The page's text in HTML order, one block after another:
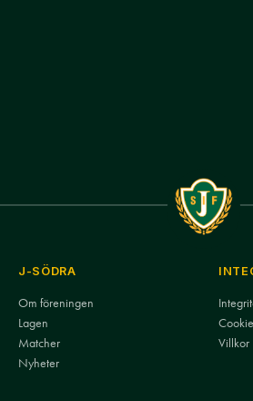
J-SÖDRA
Om föreningen
Lagen
Matcher
Nyheter
Villkor